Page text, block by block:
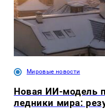
Мировые новости
Новая ИИ-модель
ледники мира: